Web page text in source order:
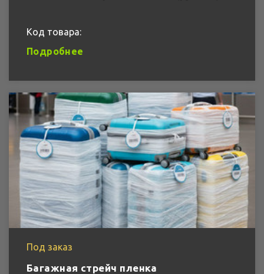
Код товара:
Подробнее
Под заказ
Багажная стрейч пленка